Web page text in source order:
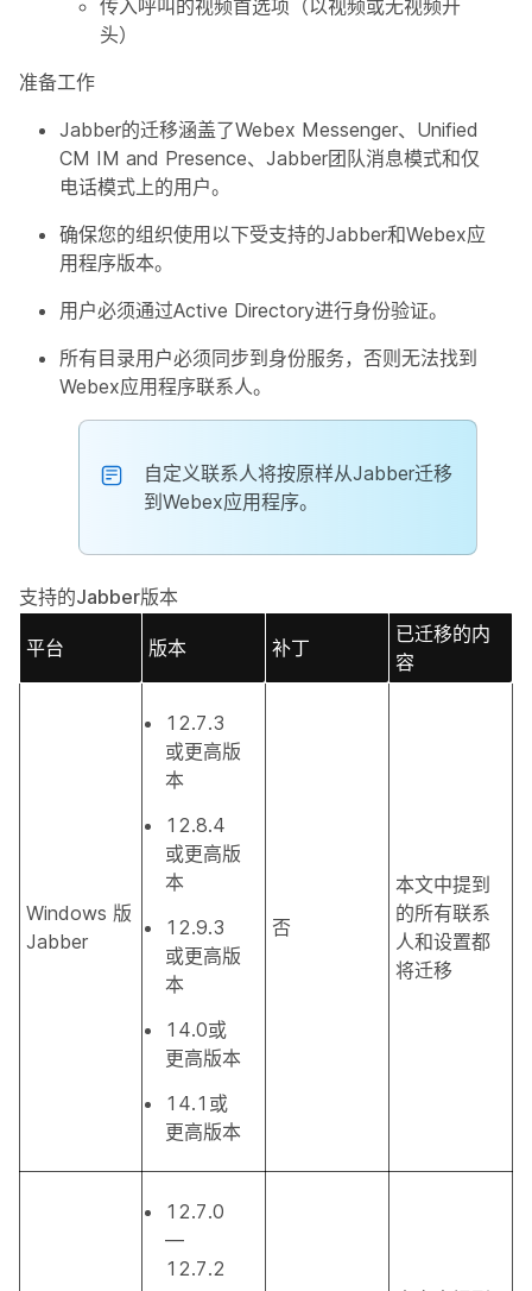
传入呼叫的视频首选项（以视频或无视频开
头）
准备工作
Jabber的迁移涵盖了Webex Messenger、Unified
CM IM and Presence、Jabber团队消息模式和仅
电话模式上的用户。
确保您的组织使用以下受支持的Jabber和Webex应
用程序版本。
用户必须通过Active Directory进行身份验证。
所有目录用户必须同步到身份服务，否则无法找到
Webex应用程序联系人。
自定义联系人将按原样从Jabber迁移
到Webex应用程序。
支持的Jabber版本
平台 版本 补丁
已迁移的内
容
Windows 版
Jabber
12.7.3
或更高版
本
12.8.4
或更高版
本
12.9.3
或更高版
本
14.0或
更高版本
14.1或
更高版本
否
本文中提到
的所有联系
人和设置都
将迁移
12.7.0
—
12.7.2